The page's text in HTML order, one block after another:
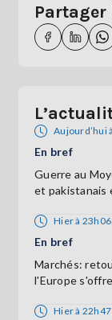
Partager
Aujourd’hui
En bref
Guerre au
et pakistanais
Hier à 23h06
En bref
Marchés:
l'Europe
Hier à 22h47